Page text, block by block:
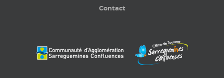
Contact